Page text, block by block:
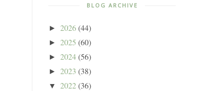
BLOG ARCHIVE
► 2026(44)
► 2025 (60)
► 2024(56)
► 2023 (38)
▼ 2022(36)